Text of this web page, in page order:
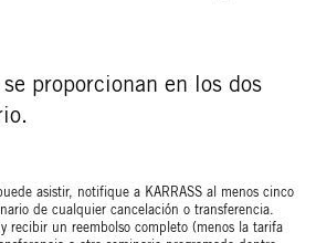
proporcionan en los dos
asistir, notifique a KARRASS al menos cinco
de cualquier cancelación o transferencia.
recibir un reembolso completo (menos la tarifa